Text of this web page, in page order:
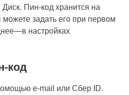
Пин-код хранится на
задать его при первом
настройках
код
e-mail или Сбер ID.